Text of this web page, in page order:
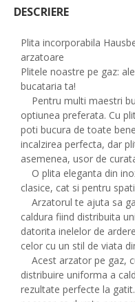
DESCRIERE
Plita incorporabila
arzatoare
Plitele noastre pe gaz:
bucataria ta!
Pentru multi maestri
optiunea preferata. Cu
poti bucura de toate
incalzirea perfecta, dar
asemenea, usor de
O plita eleganta din
clasice, cat si pentru
Arzatorul te ajuta sa
caldura fiind distribuita
datorita inelelor de
celor cu un stil de viata
Acest arzator pe gaz,
distribuire uniforma a
rezultate perfecte la